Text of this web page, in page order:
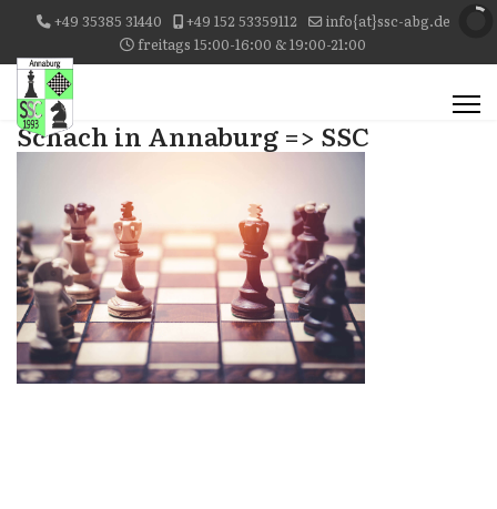
+49 35385 31440 +49 152 53359112
info{at}ssc-abg.de
freitags 15:00-16:00 & 19:00-21:00
Schach in Annaburg => SSC